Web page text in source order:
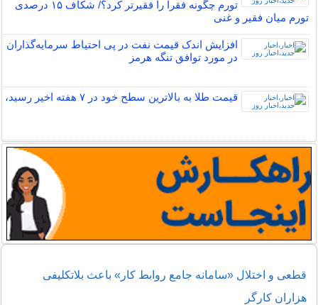
تورم چگونه فقرا را فقیرتر کرد؟/ شکاف ۱۵ درصدی
تورم میان فقیر و غنی
افزایش اندک قیمت نفت در پی احتیاط سرمایه‌گذاران
در مورد توافق تنگه هرمز
قیمت طلا به بالاترین سطح خود در ۷ هفته اخیر رسید،
قطعی و اختلال «سامانه جامع روابط کار» باعث بلاتکلیفی
هزاران کارگر